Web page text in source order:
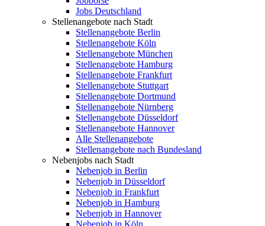
Jobs Deutschland
Stellenangebote nach Stadt
Stellenangebote Berlin
Stellenangebote Köln
Stellenangebote München
Stellenangebote Hamburg
Stellenangebote Frankfurt
Stellenangebote Stuttgart
Stellenangebote Dortmund
Stellenangebote Nürnberg
Stellenangebote Düsseldorf
Stellenangebote Hannover
Alle Stellenangebote
Stellenangebote nach Bundesland
Nebenjobs nach Stadt
Nebenjob in Berlin
Nebenjob in Düsseldorf
Nebenjob in Frankfurt
Nebenjob in Hamburg
Nebenjob in Hannover
Nebenjob in Köln